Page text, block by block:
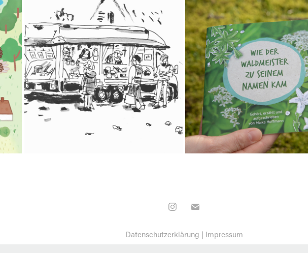
AUS DEM SKIZZENBUCH
2020
WIE DER WALDMEISTER...
2023
Datenschutzerklärung | Impressum